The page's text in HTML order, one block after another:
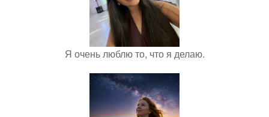
Я очень люблю то, что я делаю.